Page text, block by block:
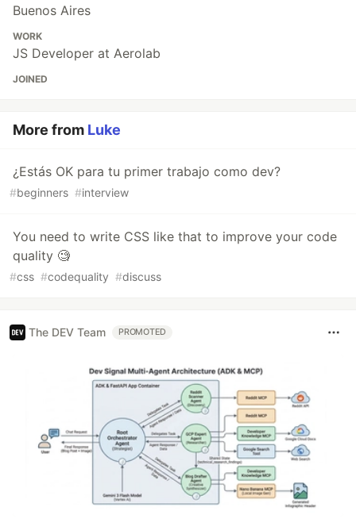
Buenos Aires
WORK
JS Developer at Aerolab
JOINED
More from Luke
¿Estás OK para tu primer trabajo como dev?
#beginners #interview
You need to write CSS like that to improve your code
quality 🧐
#css #codequality #discuss
The DEV Team PROMOTED